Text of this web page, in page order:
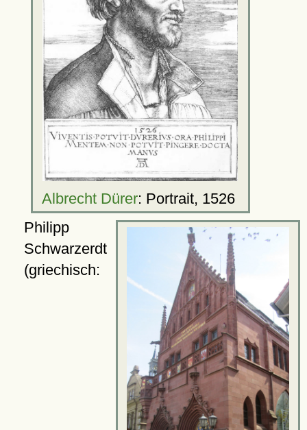
Albrecht Dürer: Portrait, 1526
Philipp
Schwarzerdt
(griechisch: